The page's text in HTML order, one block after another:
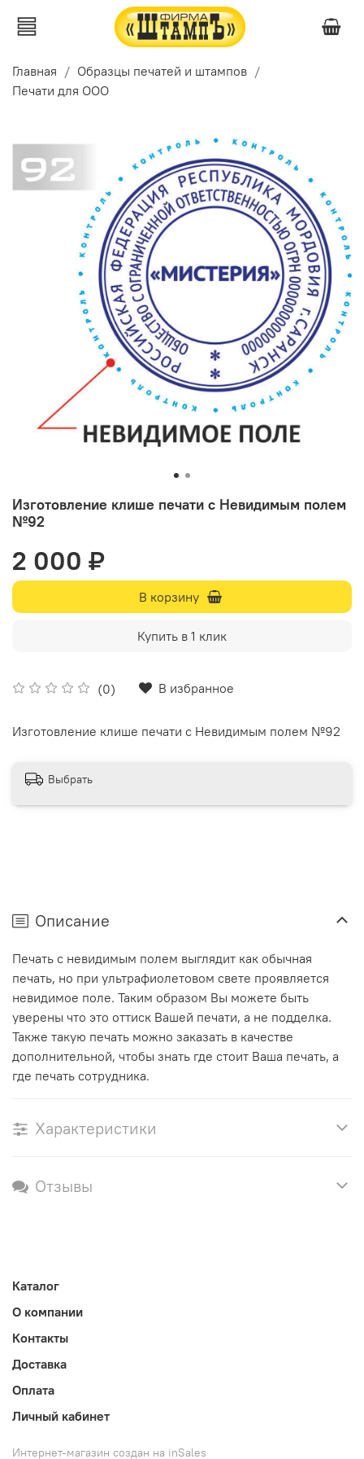
Главная
Образцы печатей и штампов
Печати для ООО
Изготовление клише печати с Невидимым полем
№92
(0) В избранное
2 000 ₽
В корзину
Купить в 1 клик
Изготовление клише печати с Невидимым полем №92
Выбрать
Описание
Печать с невидимым полем выглядит как обычная
печать, но при ультрафиолетовом свете проявляется
невидимое поле. Таким образом Вы можете быть
уверены что это оттиск Вашей печати, а не подделка.
Также такую печать можно заказать в качестве
дополнительной, чтобы знать где стоит Ваша печать, а
где печать сотрудника.
Характеристики
Отзывы
Каталог
О компании
Контакты
Доставка
Оплата
Личный кабинет
Интернет-магазин создан на inSales